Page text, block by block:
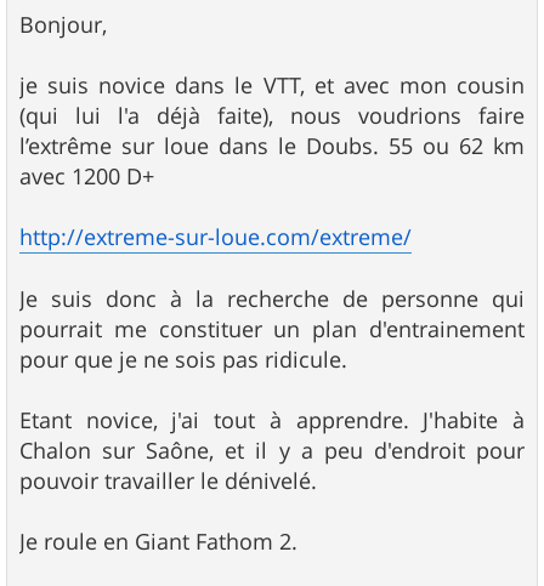
s
s
g
e
Bonjour,
je suis novice dans le VTT, et avec mon cousin
(qui lui l'a déjà faite), nous voudrions faire
l’extrême sur loue dans le Doubs. 55 ou 62 km
avec 1200 D+
http://extreme-sur-loue.com/extreme/
Je suis donc à la recherche de personne qui
pourrait me constituer un plan d'entrainement
pour que je ne sois pas ridicule.
Etant novice, j'ai tout à apprendre. J'habite à
Chalon sur Saône, et il y a peu d'endroit pour
pouvoir travailler le dénivelé.
Je roule en Giant Fathom 2.